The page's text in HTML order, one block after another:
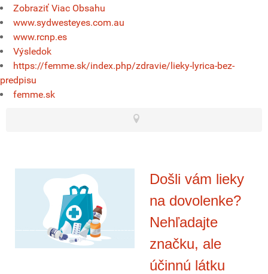
Zobraziť Viac Obsahu
www.sydwesteyes.com.au
www.rcnp.es
Výsledok
https://femme.sk/index.php/zdravie/lieky-lyrica-bez-
predpisu
femme.sk
Došli vám lieky
na dovolenke?
Nehľadajte
značku, ale
účinnú látku